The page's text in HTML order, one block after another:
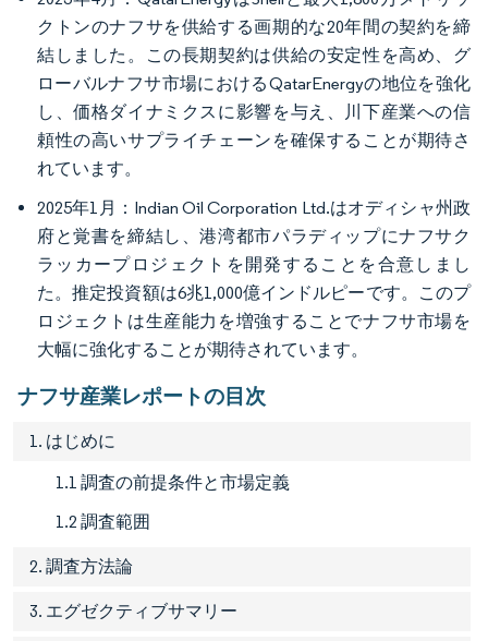
クトンのナフサを供給する画期的な20年間の契約を締
結しました。この長期契約は供給の安定性を高め、グ
ローバルナフサ市場におけるQatarEnergyの地位を強化
し、価格ダイナミクスに影響を与え、川下産業への信
頼性の高いサプライチェーンを確保することが期待さ
れています。
2025年1月：Indian Oil Corporation Ltd.はオディシャ州政
府と覚書を締結し、港湾都市パラディップにナフサク
ラッカープロジェクトを開発することを合意しまし
た。推定投資額は6兆1,000億インドルピーです。このプ
ロジェクトは生産能力を増強することでナフサ市場を
大幅に強化することが期待されています。
ナフサ産業レポートの目次
1. はじめに
1.1 調査の前提条件と市場定義
1.2 調査範囲
2. 調査方法論
3. エグゼクティブサマリー